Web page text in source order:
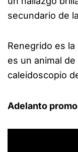
secundario de
Renegrido es
es un animal
caleidoscopio
Adelanto